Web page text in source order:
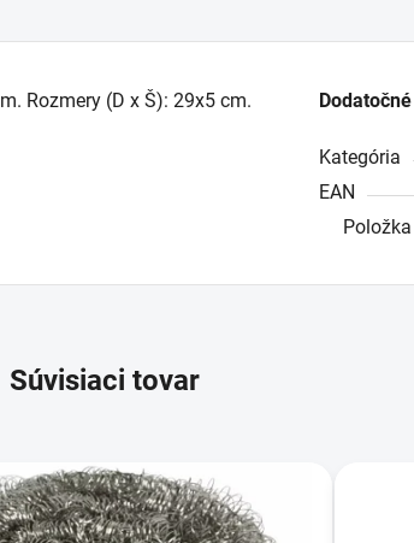
Rozmery (D x Š): 29x5 cm.
Kategória
EAN
Súvisiaci tovar